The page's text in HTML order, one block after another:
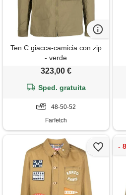
Ten C giacca-camicia con zip
- verde
323,00 €
Sped. gratuita
48-50-52
Farfetch